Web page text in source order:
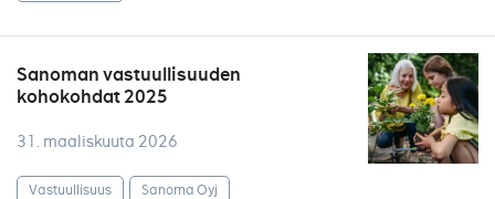
Sanoman vastuullisuuden
kohokohdat 2025
31. maaliskuuta 2026
Vastuullisuus
Sanoma Oyj